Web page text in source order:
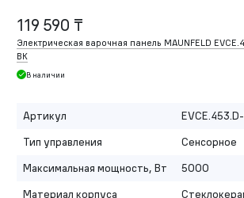
119 590 ₸
Электрическая варочная панель MAUNFELD
BK
В наличии
Артикул
Тип управления
Сенсорное
Максимальная мощность, Вт
5000
Материал корпуса